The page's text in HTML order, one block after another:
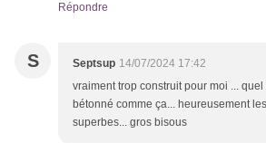
Répondre
S Septsup 14/07/2024 17:42
vraiment trop construit pour moi ...
bétonné comme ça... heureusement
superbes... gros bisous